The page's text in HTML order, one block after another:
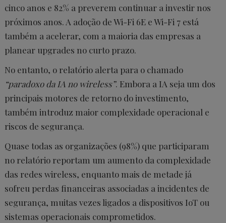
cinco anos e 82% a preverem continuar a investir nos
próximos anos. A adoção de Wi-Fi 6E e Wi-Fi 7 está
também a acelerar, com a maioria das empresas a
planear upgrades no curto prazo.
No entanto, o relatório alerta para o chamado
“paradoxo da IA no wireless”. Embora a IA seja um dos
principais motores de retorno do investimento,
também introduz maior complexidade operacional e
riscos de segurança.
Quase todas as organizações (98%) que participaram
no relatório reportam um aumento da complexidade
das redes wireless, enquanto mais de metade já
sofreu perdas financeiras associadas a incidentes de
segurança, muitas vezes ligados a dispositivos IoT ou
sistemas operacionais comprometidos.